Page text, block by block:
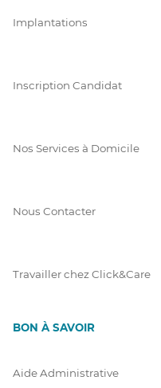
Implantations
Inscription Candidat
Nos Services à Domicile
Nous Contacter
Travailler chez Click&Care
BON À SAVOIR
Aide Administrative